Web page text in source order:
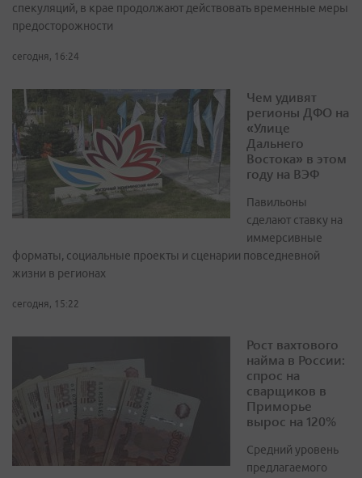
спекуляций, в крае продолжают действовать временные меры
предосторожности
сегодня, 16:24
Чем удивят
регионы ДФО на
«Улице
Дальнего
Востока» в этом
году на ВЭФ
Павильоны
сделают ставку на
иммерсивные
форматы, социальные проекты и сценарии повседневной
жизни в регионах
сегодня, 15:22
Рост вахтового
найма в России:
спрос на
сварщиков в
Приморье
вырос на 120%
Средний уровень
предлагаемого